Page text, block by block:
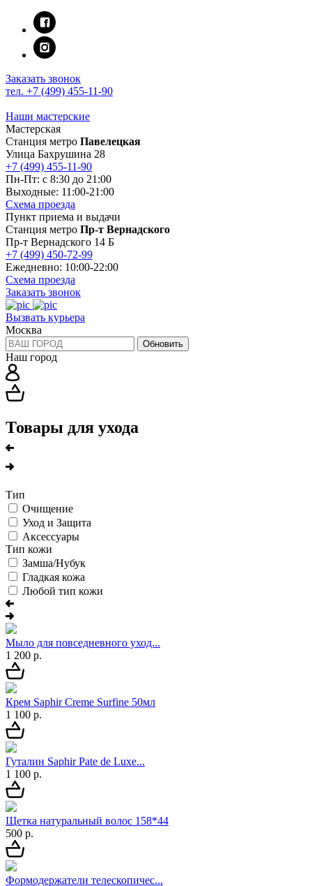
Заказать звонок
тел. +7 (499) 455-11-90
Наши мастерские
Мастерская
Станция метро Павелецкая
Улица Бахрушина 28
+7 (499) 455-11-90
Пн-Пт: c 8:30 до 21:00
Выходные: 11:00-21:00
Схема проезда
Пункт приема и выдачи
Станция метро Пр-т Вернадского
Пр-т Вернадского 14 Б
+7 (499) 450-72-99
Ежедневно: 10:00-22:00
Схема проезда
Заказать звонок
Вызвать курьера
Москва
Обновить
Наш город
Товары для ухода
Тип
Очищение
Уход и Защита
Аксессуары
Тип кожи
Замша/Нубук
Гладкая кожа
Любой тип кожи
Мыло для повседневного уход...
1 200 р.
Крем Saphir Creme Surfine 50мл
1 100 р.
Гуталин Saphir Pate de Luxe...
1 100 р.
Щетка натуральный волос 158*44
500 р.
Формодержатели телескопичес...